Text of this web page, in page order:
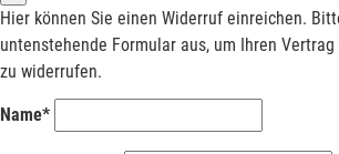
Hier können Sie einen Widerruf einreichen.
untenstehende Formular aus, um Ihren
zu widerrufen.
Name*